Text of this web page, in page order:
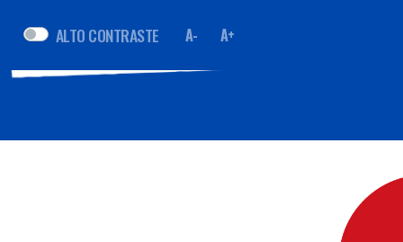
ALTO CONTRASTE A- A+